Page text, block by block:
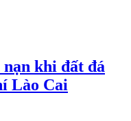
khi đất đá
Lào Cai